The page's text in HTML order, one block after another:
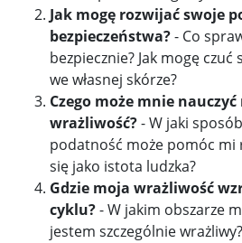
Jak mogę rozwijać swoje
bezpieczeństwa?- Co
bezpiecznie? Jak mogę czuć
we własnej skórze?
Czego może mnie
wrażliwość?- W jaki
podatność może pomóc mi
się jako istota ludzka?
Gdzie moja wrażliwość
cyklu?- W jakim obszarze
jestem szczególnie wrażliwy?